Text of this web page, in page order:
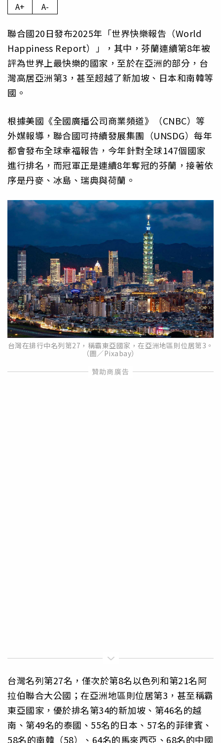
A+ A-
聯合國20日發布2025年「世界快樂報告（World
Happiness Report）」，其中，芬蘭連續第8年被
評為世界上最快樂的國家，至於在亞洲的部分，台
灣高居亞洲第3，甚至超越了新加坡、日本和南韓等
國。
根據美國《全國廣播公司商業頻道》（CNBC）等
外媒報導，聯合國可持續發展集團（UNSDG）每年
都會發布全球幸福報告，今年針對全球147個國家
進行排名，而冠軍正是連續8年奪冠的芬蘭，接著依
序是丹麥、冰島、瑞典與荷蘭。
台灣在排行中名列第27，稱霸東亞國家，在亞洲地區則位居第3。
（圖／Pixabay）
台灣名列第27名，僅次於第8名以色列和第21名阿
拉伯聯合大公國；在亞洲地區則位居第3，甚至稱霸
東亞國家，優於排名第34的新加坡、第46名的越
南、第49名的泰國、55名的日本、57名的菲律賓、
58名的南韓（58）、64名的馬來西亞、68名的中國